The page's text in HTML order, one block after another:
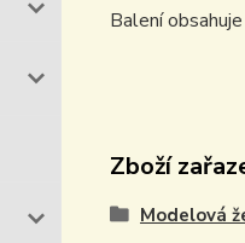
Balení
Zboží
Modelová